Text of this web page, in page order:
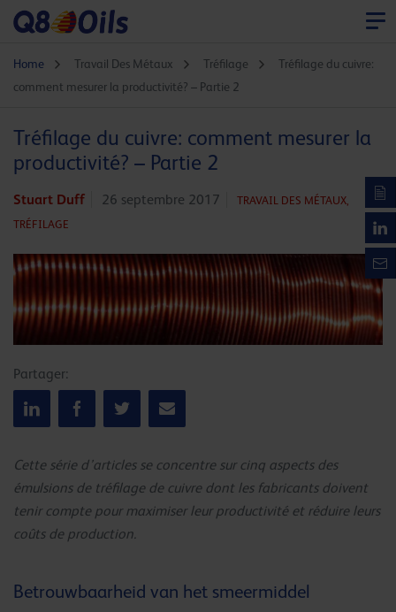
Home Travail Des Métaux Tréfilage
Tréfilage du cuivre:
comment mesurer la productivité? – Partie 2
Tréfilage du cuivre: comment mesurer la
productivité? – Partie 2
Stuart Duff 26 septembre 2017
TRAVAIL DES MÉTAUX,
TRÉFILAGE
Partager:
Cette série d’articles se concentre sur cinq aspects des
émulsions de tréfilage de cuivre dont les fabricants doivent
tenir compte pour maximiser leur productivité et réduire leurs
coûts de production.
Betrouwbaarheid van het smeermiddel